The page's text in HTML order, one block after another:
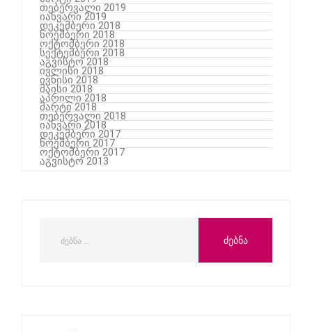
თებერვალი 2019
იანვარი 2019
დეკემბერი 2018
ნოემბერი 2018
ოქტომბერი 2018
სექტემბერი 2018
აგვისტო 2018
ივლისი 2018
ივნისი 2018
მაისი 2018
აპრილი 2018
მარტი 2018
თებერვალი 2018
იანვარი 2018
დეკემბერი 2017
ნოემბერი 2017
ოქტომბერი 2017
აგვისტო 2013